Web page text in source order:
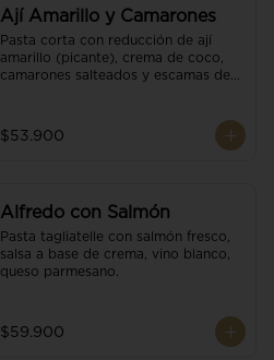
Ají Amarillo y Camarones
Pasta corta con reducción de ají
amarillo (picante), crema de coco,
camarones salteados y escamas de
$53.900
Alfredo con Salmón
Pasta tagliatelle con salmón fresco,
salsa a base de crema, vino blanco,
queso parmesano.
$59.900